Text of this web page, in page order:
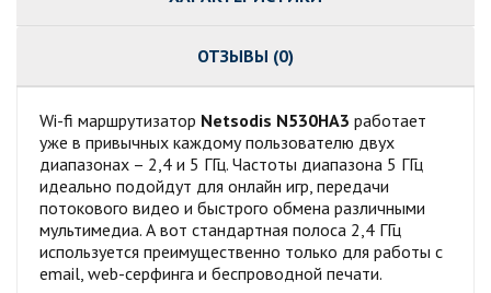
ОТЗЫВЫ (0)
Wi-fi маршрутизатор Netsodis N530HA3 работает
уже в привычных каждому пользователю двух
диапазонах – 2,4 и 5 ГГц. Частоты диапазона 5 ГГц
идеально подойдут для онлайн игр, передачи
потокового видео и быстрого обмена различными
мультимедиа. А вот стандартная полоса 2,4 ГГц
используется преимущественно только для работы с
email, web-серфинга и беспроводной печати.